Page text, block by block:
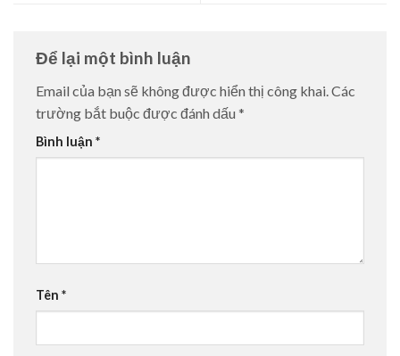
Để lại một bình luận
Email của bạn sẽ không được hiển thị công khai.Các
trường bắt buộc được đánh dấu *
Bình luận *
Tên *